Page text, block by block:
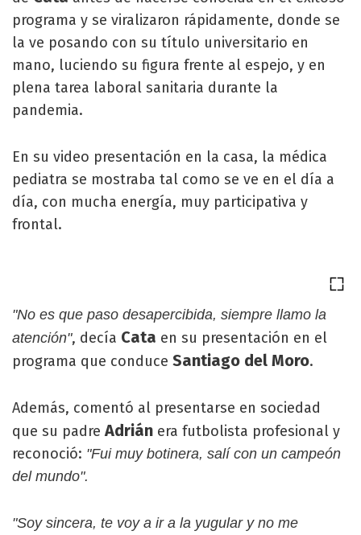
programa y se viralizaron rápidamente, donde se
la ve posando con su título universitario en
mano, luciendo su figura frente al espejo, y en
plena tarea laboral sanitaria durante la
pandemia.
En su video presentación en la casa, la médica
pediatra se mostraba tal como se ve en el día a
día, con mucha energía, muy participativa y
frontal.
"No es que paso desapercibida, siempre llamo la
atención", decía Cata en su presentación en el
programa que conduce Santiago del Moro.
Además, comentó al presentarse en sociedad
que su padreAdrián era futbolista profesional y
reconoció: "Fui muy botinera, salí con un campeón
del mundo".
"Soy sincera, te voy a ir a la yugular y no me